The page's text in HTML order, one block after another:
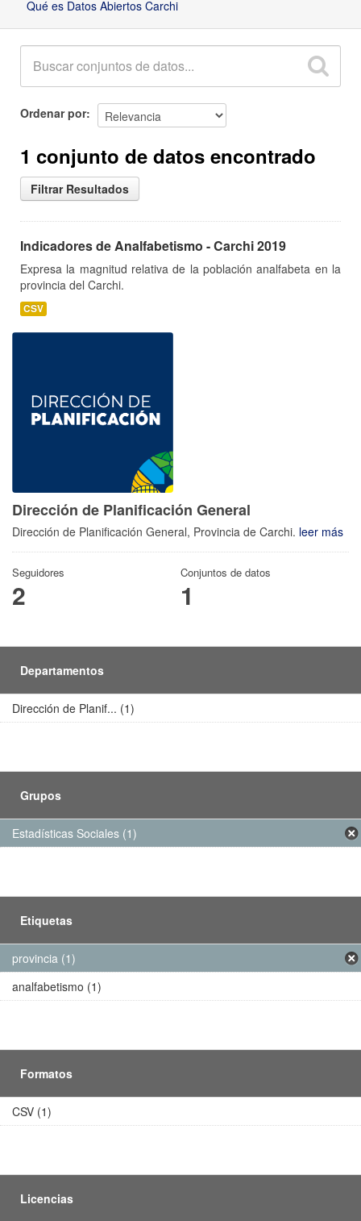
Qué es Datos Abiertos Carchi
Ordenar por
1 conjunto de datos encontrado
Filtrar Resultados
Indicadores de Analfabetismo - Carchi 2019
Expresa la magnitud relativa de la población analfabeta en la
provincia del Carchi.
CSV
Dirección de Planificación General
Dirección de Planificación General, Provincia de Carchi. leer más
Seguidores
2
Conjuntos de datos
1
Departamentos
Dirección de Planif... (1)
Grupos
Estadísticas Sociales (1)
Etiquetas
provincia (1)
analfabetismo (1)
Formatos
CSV (1)
Licencias